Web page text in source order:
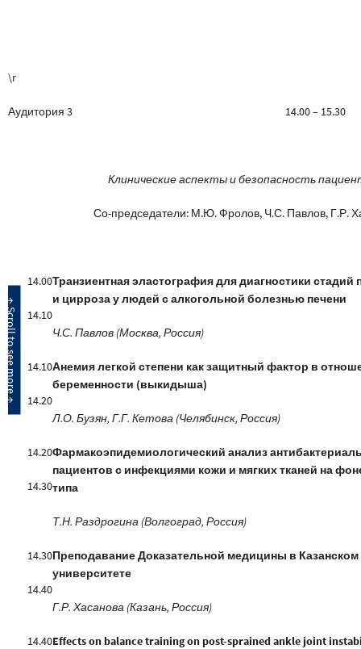
\r
Аудитория 3 14.00 – 15.30
Клинические аспекты и безопасность
Со-председатели: М.Ю. Фролов, Ч.С. Павлов, Г.Р.
14.00
14.10
Транзиентная эластография для диагностики стадий
и цирроза у людей с алкогольной болезнью печени
Ч.С. Павлов (Москва, Россия)
14.10
14.20
Анемия легкой степени как защитный фактор в
беременности (выкидыша)
Л.О. Бузян, Г.Г. Кетова (Челябинск, Россия)
14.20
14.30
Фармакоэпидемиологический анализ
пациентов с инфекциями кожи и мягких тканей на
типа
Т.Н. Раздрогина (Волгоград, Россия)
14.30
14.40
Преподавание Доказательной медицины в
университете
Г.Р. Хасанова (Казань, Россия)
14.40Effects on balance training on post-sprained ankle joint